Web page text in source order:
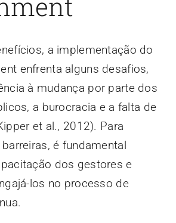
a implementação do
enfrenta alguns desafios,
à mudança por parte dos
a burocracia e a falta de
et al., 2012). Para
é fundamental
dos gestores e
los no processo de